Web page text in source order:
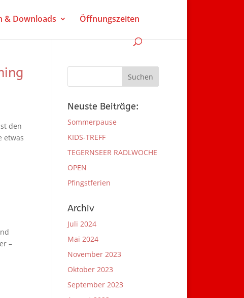
& Downloads Öffnungszeiten
den
etwas
–
Neuste Beiträge:
Sommerpause
KIDS-TREFF
TEGERNSEER RADLWOCHE
OPEN
Pfingstferien
Archiv
Juli 2024
Mai 2024
November 2023
Oktober 2023
September 2023